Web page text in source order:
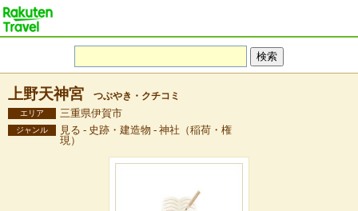
上野天神宮 つぶやき・クチコミ
エリア 三重県伊賀市
ジャンル
見る - 史跡・建造物 - 神社（稲荷・権
現）